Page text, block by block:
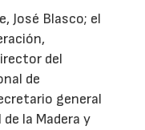
José Blasco; el
del
de
general
la Madera y